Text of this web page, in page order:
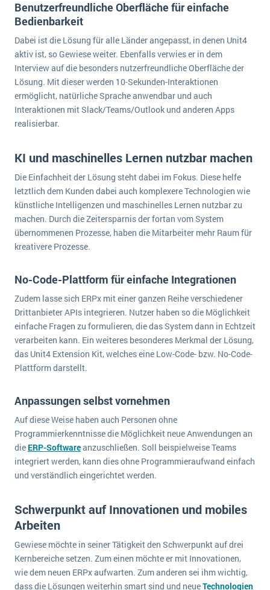
SAP übernimmt Reltio für eine bessere
Datenintegration
Die „SaaSpocalypse“: Was ist das und was bedeutet es für die Zukunft von Unternehmenssoftware?
SAP investiert mit zwei strategischen Übernahmen in Enterprise-KI
ERP-Trends in der Produktion
Benutzerfreundliche Oberfläche für einfache
Bedienbarkeit
Dabei ist die Lösung für alle Länder angepasst, in denen Unit4
aktiv ist, so Gewiese weiter. Ebenfalls verwies er in dem
Interview auf die besonders nutzerfreundliche Oberfläche der
Lösung. Mit dieser werden 10-Sekunden-Interaktionen
ermöglicht, natürliche Sprache anwendbar und auch
Interaktionen mit Slack/Teams/Outlook und anderen Apps
realisierbar.
KI und maschinelles Lernen nutzbar machen
Die Einfachheit der Lösung steht dabei im Fokus. Diese helfe
letztlich dem Kunden dabei auch komplexere Technologien wie
künstliche Intelligenzen und maschinelles Lernen nutzbar zu
machen. Durch die Zeitersparnis der fortan vom System
übernommenen Prozesse, haben die Mitarbeiter mehr Raum für
kreativere Prozesse.
No-Code-Plattform für einfache Integrationen
Zudem lasse sich ERPx mit einer ganzen Reihe verschiedener
Drittanbieter APIs integrieren. Nutzer haben so die Möglichkeit
einfache Fragen zu formulieren, die das System dann in Echtzeit
verarbeiten kann. Ein weiteres besonderes Merkmal der Lösung,
das Unit4 Extension Kit, welches eine Low-Code- bzw. No-Code-
Plattform darstellt.
Anpassungen selbst vornehmen
Auf diese Weise haben auch Personen ohne
Programmierkenntnisse die Möglichkeit neue Anwendungen an
die ERP-Softwareanzuschließen. Soll beispielweise Teams
integriert werden, kann dies ohne Programmieraufwand einfach
und verständlich eingerichtet werden.
Schwerpunkt auf Innovationen und mobiles
Arbeiten
Gewiese möchte in seiner Tätigkeit den Schwerpunkt auf drei
Kernbereiche setzen. Zum einen möchte er mit Innovationen,
wie dem neuen ERPx aufwarten. Zum anderen sei ihm wichtig,
dass die Lösungen weiterhin smart sind und neueTechnologien